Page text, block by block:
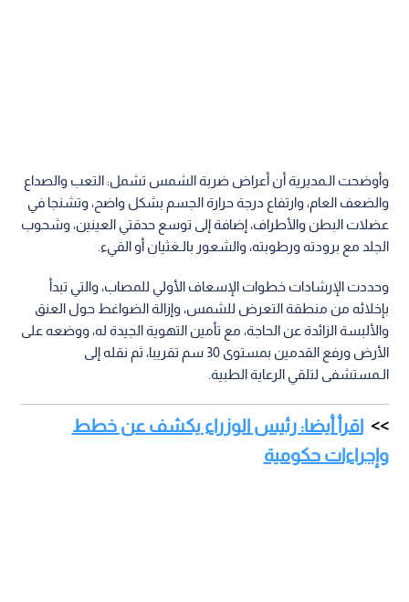
وأوضحت الـمديرية أن أعراض ضربة الشمس تشمل: التعب والصداع
والضعف العام، وارتفاع درجة حرارة الجسم بشكل واضح، وتشنجا في
عضلات البطن والأطراف، إضافة إلى توسع حدقتي العينين، وشحوب
الجلد مع برودته ورطوبته، والشعور بالـغثيان أو القيء.
وحددت الإرشادات خطوات الإسعاف الأولي للمصاب، والتي تبدأ
بإخلائه من منطقة التعرض للشمس، وإزالة الضواغط حول العنق
والألبسة الزائدة عن الحاجة، مع تأمين التهوية الجيدة له، ووضعه على
الأرض ورفع القدمين بمستوى 30 سم تقريبا، ثم نقله إلى
الـمستشفى لتلقي الرعاية الطبية.
اقرأ أيضا: رئيس الوزراء يكشف عن خطط
وإجراءات حكومية